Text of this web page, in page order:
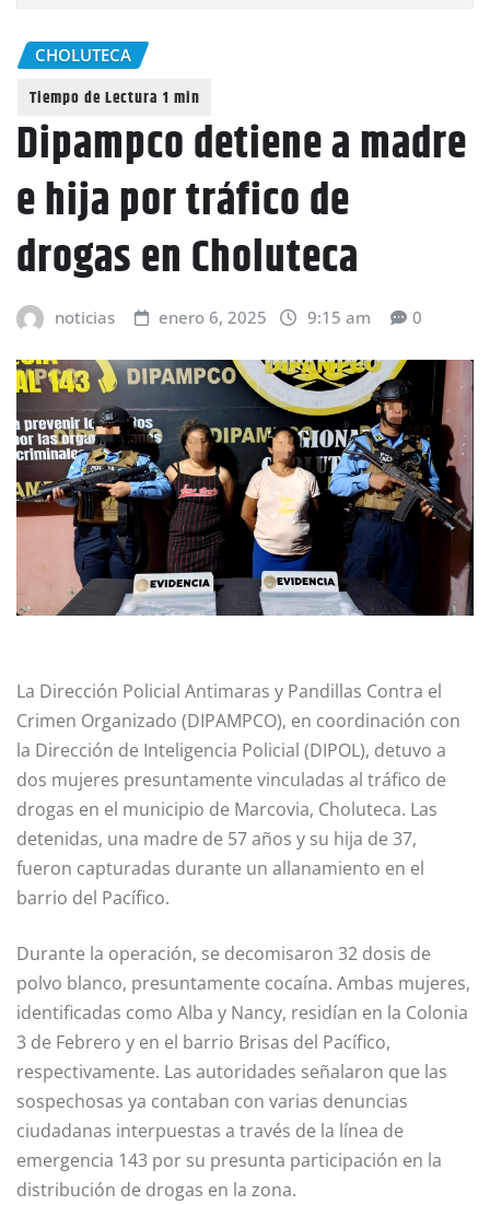
CHOLUTECA
Dipampco detiene a madre
e hija por tráfico de
drogas en Choluteca
noticias enero 6, 2025 9:15 am 0
La Dirección Policial Antimaras y Pandillas Contra el
Crimen Organizado (DIPAMPCO), en coordinación con
la Dirección de Inteligencia Policial (DIPOL), detuvo a
dos mujeres presuntamente vinculadas al tráfico de
drogas en el municipio de Marcovia, Choluteca. Las
detenidas, una madre de 57 años y su hija de 37,
fueron capturadas durante un allanamiento en el
barrio del Pacífico.
Durante la operación, se decomisaron 32 dosis de
polvo blanco, presuntamente cocaína. Ambas mujeres,
identificadas como Alba y Nancy, residían en la Colonia
3 de Febrero y en el barrio Brisas del Pacífico,
respectivamente. Las autoridades señalaron que las
sospechosas ya contaban con varias denuncias
ciudadanas interpuestas a través de la línea de
emergencia 143 por su presunta participación en la
distribución de drogas en la zona.